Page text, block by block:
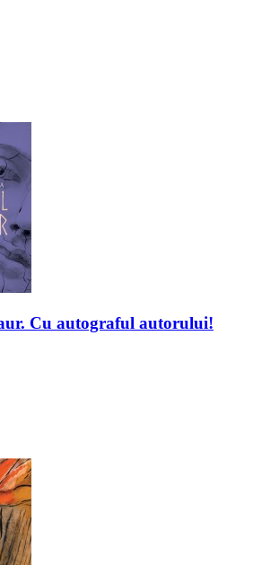
Cu autograful autorului!